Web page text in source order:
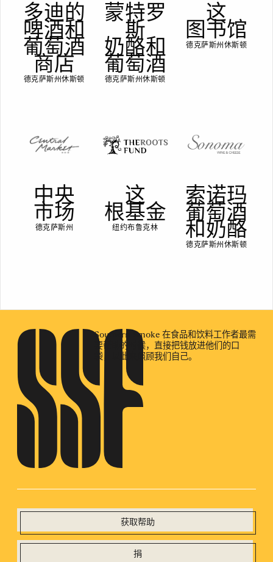
多迪的
啤酒和
葡萄酒
商店
德克萨斯州休斯顿
蒙特罗
斯
奶酪和
葡萄酒
德克萨斯州休斯顿
这
图书馆
德克萨斯州休斯顿
中央
市场
德克萨斯州
这
根基金
纽约布鲁克林
索诺玛
葡萄酒
和奶酪
德克萨斯州休斯顿
Southern Smoke 在食品和饮料工作者最需
要帮助的时候，直接把钱放进他们的口
袋，以此来照顾我们自己。
获取帮助
捐